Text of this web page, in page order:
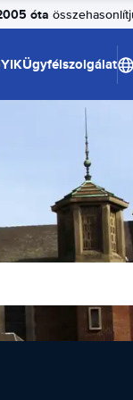
óta
Ügyfélszolgálat